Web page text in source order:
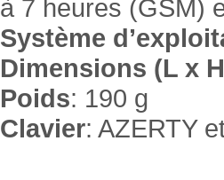
à 7 heures (GSM)
Système
Dimensions (L x
Poids: 190 g
Clavier: AZERTY